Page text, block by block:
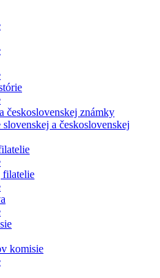
československej známky
a československej
filatelie
komisie